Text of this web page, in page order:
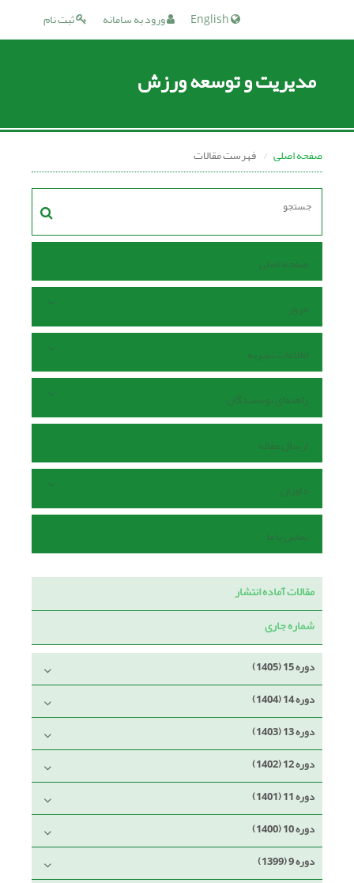
ثبت نام ورود به سامانه
مدیریت و توسعه ورزش
صفحه اصلی فهرست مقالات
صفحه اصلی
مرور
اطلاعات نشریه
راهنمای نویسندگان
ارسال مقاله
داوران
تماس با ما
مقالات آماده انتشار
شماره جاری
دوره 15 (1405)
دوره 14 (1404)
دوره 13 (1403)
دوره 12 (1402)
دوره 11 (1401)
دوره 10 (1400)
دوره 9 (1399)